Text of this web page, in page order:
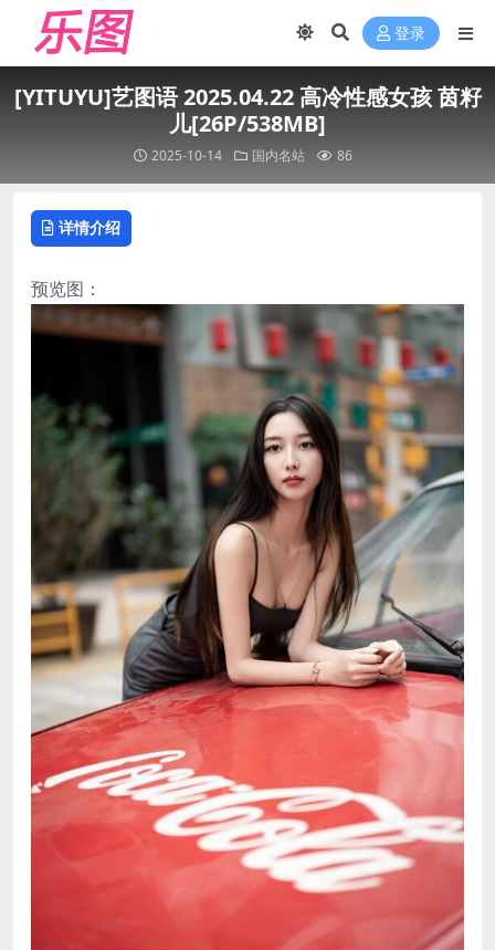
登录
[YITUYU]艺图语 2025.04.22 高冷性感女孩 茵籽
儿[26P/538MB]
2025-10-14 国内名站 86
详情介绍
预览图：